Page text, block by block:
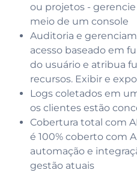
ou projetos -
meio de um console
Auditoria e
acesso baseado em
do usuário e atribua
recursos. Exibir e
Logs coletados em
os clientes estão
Cobertura total com
é 100% coberto com
automação e
gestão atuais